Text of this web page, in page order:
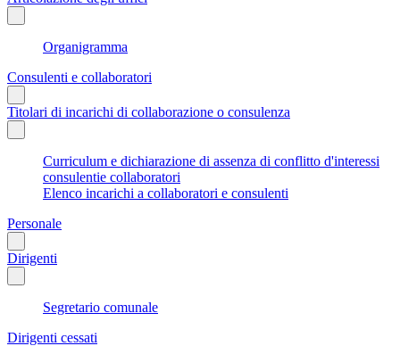
Organigramma
Consulenti e collaboratori
Titolari di incarichi di collaborazione o consulenza
Curriculum e dichiarazione di assenza di conflitto d'interessi
consulentie collaboratori
Elenco incarichi a collaboratori e consulenti
Personale
Dirigenti
Segretario comunale
Dirigenti cessati